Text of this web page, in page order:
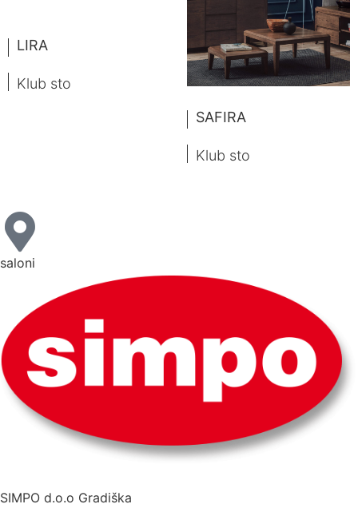
LIRA
Klub sto
SAFIRA
Klub sto
saloni
SIMPO d.o.o Gradiška